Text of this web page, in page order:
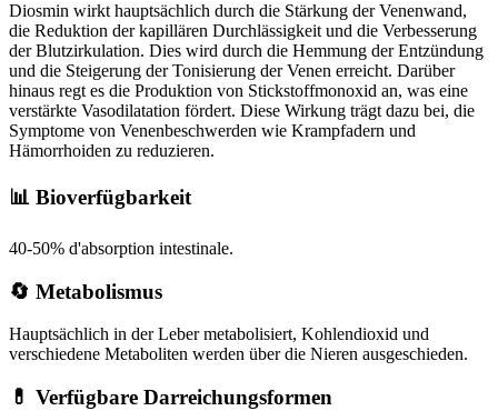
Diosmin wirkt hauptsächlich durch die Stärkung der Venenwand,
die Reduktion der kapillären Durchlässigkeit und die Verbesserung
der Blutzirkulation. Dies wird durch die Hemmung der Entzündung
und die Steigerung der Tonisierung der Venen erreicht. Darüber
hinaus regt es die Produktion von Stickstoffmonoxid an, was eine
verstärkte Vasodilatation fördert. Diese Wirkung trägt dazu bei, die
Symptome von Venenbeschwerden wie Krampfadern und
Hämorrhoiden zu reduzieren.
📊 Bioverfügbarkeit
40-50% d'absorption intestinale.
🔄 Metabolismus
Hauptsächlich in der Leber metabolisiert, Kohlendioxid und
verschiedene Metaboliten werden über die Nieren ausgeschieden.
💊 Verfügbare Darreichungsformen